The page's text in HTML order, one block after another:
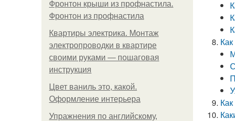
Фронтон крыши из профнастила.
Фронтон из профнастила
Квартиры электрика. Монтаж
электропроводки в квартире
своими руками — пошаговая
инструкция
Цвет ваниль это, какой.
Оформление интерьера
Упражнения по английскому,